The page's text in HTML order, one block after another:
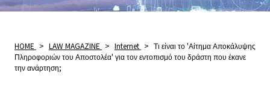
HOME > LAW MAGAZINE > Internet > Τι είναι το 'Αίτημα Αποκάλυψης
Πληροφοριών του Αποστολέα' για τον εντοπισμό του δράστη που έκανε
την ανάρτηση;